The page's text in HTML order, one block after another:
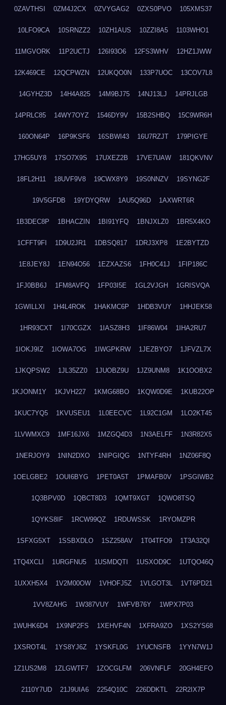
0ZAVTHSI 0ZM4J2CX 0ZVYGAG2 0ZXS0PVO 105XMS37
10LFO9CA 10SRNZZ2 10ZH1AUS 10ZZI8A5 1103WHO1
11MGVORK 11P2UCTJ 126I93O6 12FS3WHV 12HZ1JWW
12K469CE 12QCPWZN 12UKQO0N 133P7UOC 13COV7L8
14GYHZ3D 14H4A825 14M9BJ75 14NJ13LJ 14PRJLGB
14PRLC85 14WY7OYZ 1546DY9V 15B2SHBQ 15C9WR6H
160ON64P 16P9KSF6 16SBWI43 16U7RZJT 179PIGYE
17HG5UY8 17SO7X9S 17UXEZ2B 17VE7UAW 181QKVNV
18FL2H11 18UVF9V8 19CWX8Y9 19S0NNZV 19SYNG2F
19V5GFDB 19YDYQRW 1AU5Q96D 1AXWRT6R
1B3DEC8P 1BHACZIN 1BI91YFQ 1BNJXLZ0 1BR5X4KO
1CFFT9FI 1D9U2JR1 1DBSQ817 1DRJ3XP8 1E2BYTZD
1E8JEY8J 1EN94O56 1EZXAZS6 1FH0C41J 1FIP186C
1FJ0BB6J 1FM8AVFQ 1FP03I5E 1GL2VJGH 1GRISVQA
1GWILLXI 1H4L4ROK 1HAKMC6P 1HDB3VUY 1HHJEK58
1HR93CXT 1I70CGZX 1IASZ8H3 1IF86W04 1IHA2RU7
1IOKJ9IZ 1IOWA7OG 1IWGPKRW 1JEZBYO7 1JFVZL7X
1JKQPSW2 1JL35ZZ0 1JUOBZ9U 1JZ9UNM8 1K1OOBX2
1KJONM1Y 1KJVH227 1KMG68BO 1KQW0D9E 1KUB22OP
1KUC7YQ5 1KVUSEU1 1L0EECVC 1L92C1GM 1LO2KT45
1LVWMXC9 1MF16JX6 1MZGQ4D3 1N3AELFF 1N3R82X5
1NERJOY9 1NIN2DXO 1NIPGIQG 1NTYF4RH 1NZ06F8Q
1OELGBE2 1OUI6BYG 1PET0A5T 1PMAFB0V 1PSGIWB2
1Q3BPV0D 1QBCT8D3 1QMT9XGT 1QWO8TSQ
1QYKS8IF 1RCW99QZ 1RDUWSSK 1RYOMZPR
1SFXG5XT 1SSBXDLO 1SZ258AV 1T04TFO9 1T3A32QI
1TQ4XCLI 1URGFNU5 1USMDQTI 1USXOD9C 1UTQO46Q
1UXXH5X4 1V2M00OW 1VHOFJ5Z 1VLGOT3L 1VT6PD21
1VV8ZAHG 1W387VUY 1WFVB76Y 1WPX7P03
1WUHK6D4 1X9NP2FS 1XEHVF4N 1XFRA9ZO 1XS2YS68
1XSROT4L 1YS8YJ6Z 1YSKFL0G 1YUCNSFB 1YYN7W1J
1Z1US2M8 1ZLGWTF7 1ZOCGLFM 206VNFLF 20GH4EFO
2110Y7UD 21J9UIA6 2254Q10C 226DDKTL 22R2IX7P